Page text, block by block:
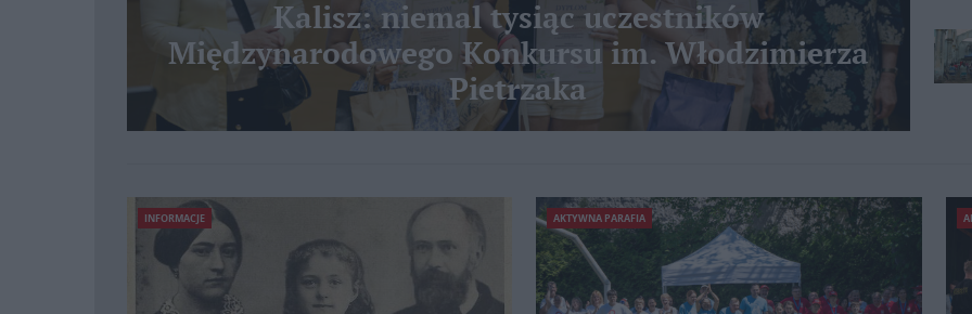
Kalisz: niemal tysiąc uczestników
Międzynarodowego Konkursu im. Włodzimierza
Pietrzaka
INFORMACJE AKTYWNA PARAFIA